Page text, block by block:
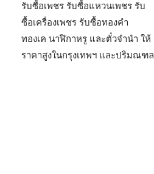
รับซื้อเพชร รับซื้อแหวนเพชร รับ
ซื้อเครื่องเพชร รับซื้อทองคำ
ทองเค นาฬิกาหรู และตั๋วจำนำ ให้
ราคาสูงในกรุงเทพฯ และปริมณฑล